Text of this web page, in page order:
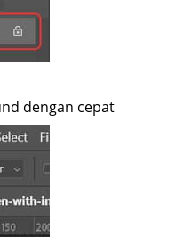
dengan cepat